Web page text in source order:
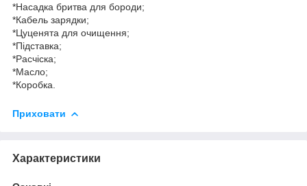
*Насадка бритва для бороди;
*Кабель зарядки;
*Цуценята для очищення;
*Підставка;
*Расчіска;
*Масло;
*Коробка.
Приховати
Характеристики